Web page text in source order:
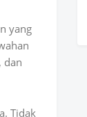
yang
dan
Tidak